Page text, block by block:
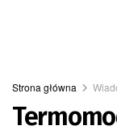
Strona główna